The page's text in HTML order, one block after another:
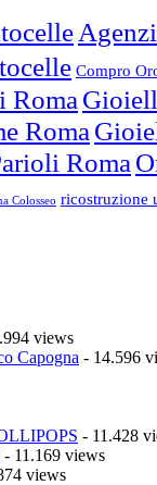
Compro
Roma
Roma
Roma
Colosseo ricostruzione
views
Capogna - 14.596
- 11.428
- 11.169 views
views